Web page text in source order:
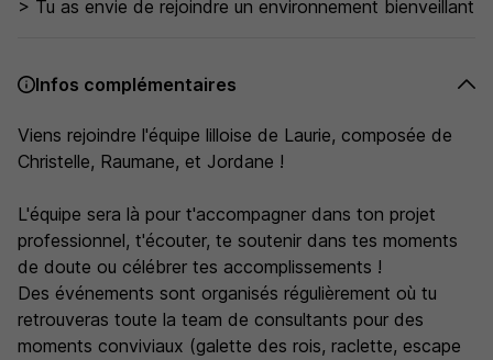
> Tu as envie de rejoindre un environnement bienveillant
Infos complémentaires
Viens rejoindre l'équipe lilloise de Laurie, composée de
Christelle, Raumane, et Jordane !
L'équipe sera là pour t'accompagner dans ton projet
professionnel, t'écouter, te soutenir dans tes moments
de doute ou célébrer tes accomplissements !
Des événements sont organisés régulièrement où tu
retrouveras toute la team de consultants pour des
moments conviviaux (galette des rois, raclette, escape